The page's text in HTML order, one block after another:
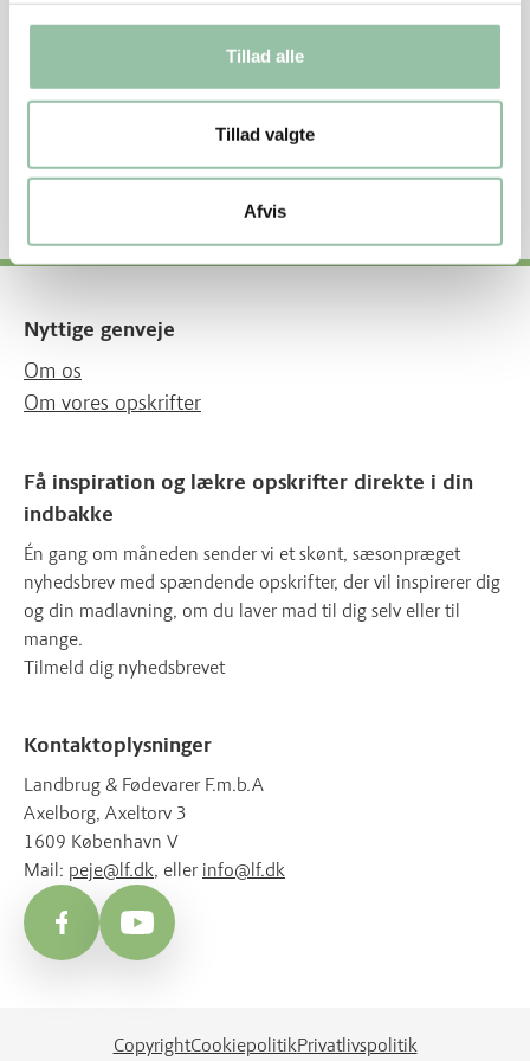
Tillad alle
Tillad valgte
Afvis
Energifordeling og -indhold pr. person
Kulhydrat 47%
1758 kJ – 420 kcal
Nyttige genveje
Om os
Om vores opskrifter
Få inspiration og lækre opskrifter direkte i din
indbakke
Én gang om måneden sender vi et skønt, sæsonpræget
nyhedsbrev med spændende opskrifter, der vil inspirerer dig
og din madlavning, om du laver mad til dig selv eller til
mange.
Tilmeld dig nyhedsbrevet
Kontaktoplysninger
Landbrug & Fødevarer F.m.b.A
Axelborg, Axeltorv 3
1609 København V
Mail: peje@lf.dk, eller info@lf.dk
FacebookYouTube
CopyrightCookiepolitikPrivatlivspolitik